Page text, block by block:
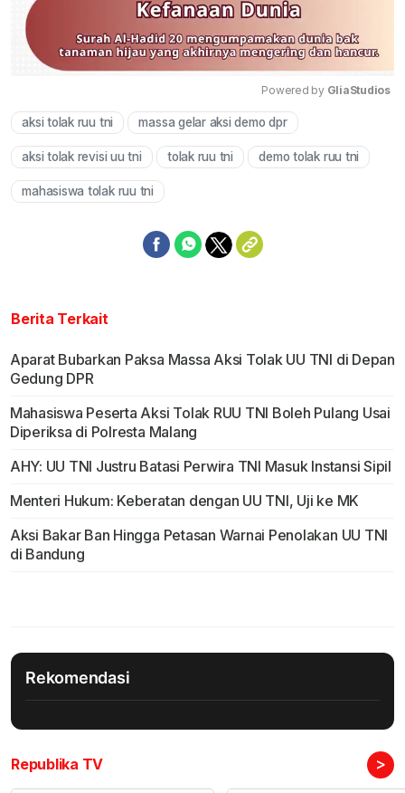
Powered by GliaStudios
aksi tolak ruu tni massa gelar aksi demo dpr
aksi tolak revisi uu tni tolak ruu tni demo tolak ruu tni
mahasiswa tolak ruu tni
Berita Terkait
Aparat Bubarkan Paksa Massa Aksi Tolak UU TNI di Depan
Gedung DPR
Mahasiswa Peserta Aksi Tolak RUU TNI Boleh Pulang Usai
Diperiksa di Polresta Malang
AHY: UU TNI Justru Batasi Perwira TNI Masuk Instansi Sipil
Menteri Hukum: Keberatan dengan UU TNI, Uji ke MK
Aksi Bakar Ban Hingga Petasan Warnai Penolakan UU TNI
di Bandung
Rekomendasi
Republika TV >